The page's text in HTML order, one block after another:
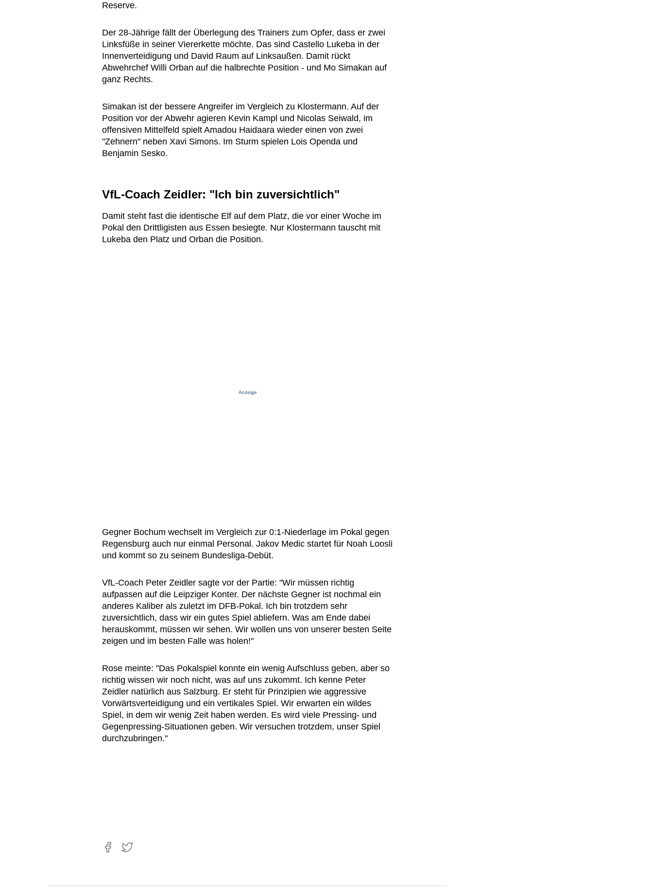
Reserve.
Der 28-Jährige fällt der Überlegung des Trainers zum Opfer, dass er zwei
Linksfüße in seiner Viererkette möchte. Das sind Castello Lukeba in der
Innenverteidigung und David Raum auf Linksaußen. Damit rückt
Abwehrchef Willi Orban auf die halbrechte Position - und Mo Simakan auf
ganz Rechts.
Simakan ist der bessere Angreifer im Vergleich zu Klostermann. Auf der
Position vor der Abwehr agieren Kevin Kampl und Nicolas Seiwald, im
offensiven Mittelfeld spielt Amadou Haidaara wieder einen von zwei
"Zehnern" neben Xavi Simons. Im Sturm spielen Lois Openda und
Benjamin Sesko.
VfL-Coach Zeidler: "Ich bin zuversichtlich"
Damit steht fast die identische Elf auf dem Platz, die vor einer Woche im
Pokal den Drittligisten aus Essen besiegte. Nur Klostermann tauscht mit
Lukeba den Platz und Orban die Position.
Anzeige
Gegner Bochum wechselt im Vergleich zur 0:1-Niederlage im Pokal gegen
Regensburg auch nur einmal Personal. Jakov Medic startet für Noah Loosli
und kommt so zu seinem Bundesliga-Debüt.
VfL-Coach Peter Zeidler sagte vor der Partie: "Wir müssen richtig
aufpassen auf die Leipziger Konter. Der nächste Gegner ist nochmal ein
anderes Kaliber als zuletzt im DFB-Pokal. Ich bin trotzdem sehr
zuversichtlich, dass wir ein gutes Spiel abliefern. Was am Ende dabei
herauskommt, müssen wir sehen. Wir wollen uns von unserer besten Seite
zeigen und im besten Falle was holen!"
Rose meinte: "Das Pokalspiel konnte ein wenig Aufschluss geben, aber so
richtig wissen wir noch nicht, was auf uns zukommt. Ich kenne Peter
Zeidler natürlich aus Salzburg. Er steht für Prinzipien wie aggressive
Vorwärtsverteidigung und ein vertikales Spiel. Wir erwarten ein wildes
Spiel, in dem wir wenig Zeit haben werden. Es wird viele Pressing- und
Gegenpressing-Situationen geben. Wir versuchen trotzdem, unser Spiel
durchzubringen."